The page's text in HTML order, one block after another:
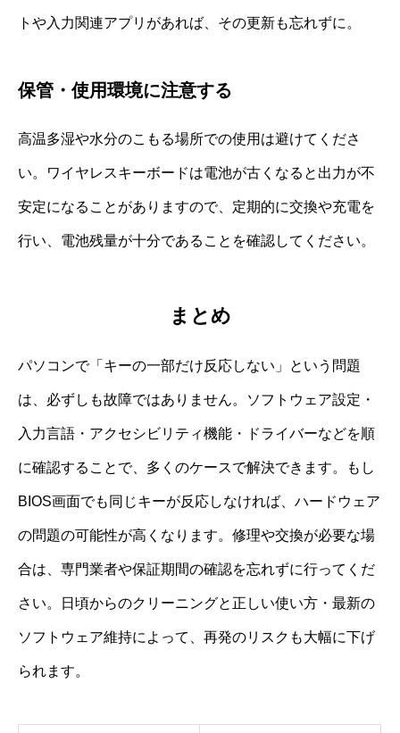
トや入力関連アプリがあれば、その更新も忘れずに。
保管・使用環境に注意する
高温多湿や水分のこもる場所での使用は避けてくださ
い。ワイヤレスキーボードは電池が古くなると出力が不
安定になることがありますので、定期的に交換や充電を
行い、電池残量が十分であることを確認してください。
まとめ
パソコンで「キーの一部だけ反応しない」という問題
は、必ずしも故障ではありません。ソフトウェア設定・
入力言語・アクセシビリティ機能・ドライバーなどを順
に確認することで、多くのケースで解決できます。もし
BIOS画面でも同じキーが反応しなければ、ハードウェア
の問題の可能性が高くなります。修理や交換が必要な場
合は、専門業者や保証期間の確認を忘れずに行ってくだ
さい。日頃からのクリーニングと正しい使い方・最新の
ソフトウェア維持によって、再発のリスクも大幅に下げ
られます。